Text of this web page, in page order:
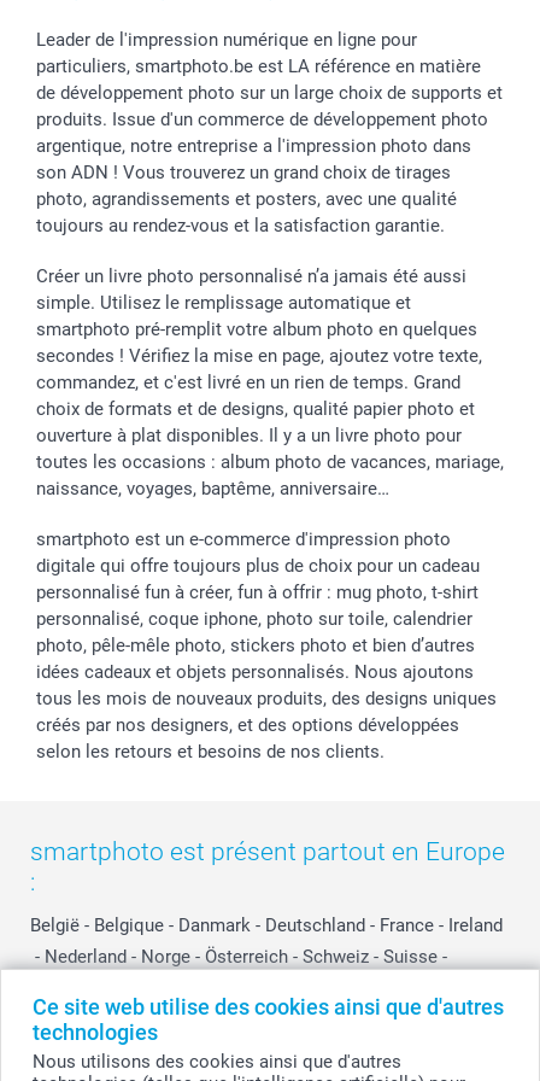
Ce site web utilise des cookies ainsi que d'autres
technologies
Nous utilisons des cookies ainsi que d'autres
Calendrier photos & Agendas photo
Dénicheur d'idées cadeau
Toussaint
Rentrée des classes
Communion
Saint-Valentin
Vacances
Plaintes
Conditions générales
Vie privée
Gestion des cookies
Tarifs
Investisseurs
Droit de rétractation
smartfriends
Modes de paiement
Modes de livraison
Grandes Quantités
Statut de ma commande
Leader de l'impression numérique en ligne pour
particuliers, smartphoto.be est LA référence en matière
de développement photo sur un large choix de supports et
produits. Issue d'un commerce de développement photo
argentique, notre entreprise a l'impression photo dans
son ADN ! Vous trouverez un grand choix de tirages
photo, agrandissements et posters, avec une qualité
toujours au rendez-vous et la satisfaction garantie.
Créer un livre photo personnalisé n’a jamais été aussi
simple. Utilisez le remplissage automatique et
smartphoto pré-remplit votre album photo en quelques
secondes ! Vérifiez la mise en page, ajoutez votre texte,
commandez, et c'est livré en un rien de temps. Grand
choix de formats et de designs, qualité papier photo et
ouverture à plat disponibles. Il y a un livre photo pour
toutes les occasions : album photo de vacances, mariage,
naissance, voyages, baptême, anniversaire…
smartphoto est un e-commerce d'impression photo
digitale qui offre toujours plus de choix pour un cadeau
personnalisé fun à créer, fun à offrir : mug photo, t-shirt
personnalisé, coque iphone, photo sur toile, calendrier
photo, pêle-mêle photo, stickers photo et bien d’autres
idées cadeaux et objets personnalisés. Nous ajoutons
tous les mois de nouveaux produits, des designs uniques
créés par nos designers, et des options développées
selon les retours et besoins de nos clients.
smartphoto est présent partout en Europe
:
België - Belgique - Danmark - Deutschland - France - Ireland
- Nederland - Norge - Österreich - Schweiz - Suisse -
Other Countries